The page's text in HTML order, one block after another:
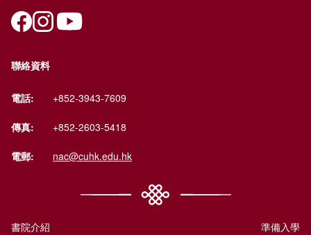
聯絡資料
電話: +852-3943-7609
傳真: +852-2603-5418
電郵: nac@cuhk.edu.hk
書院介紹 準備入學